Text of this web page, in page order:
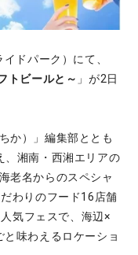
ドパーク）にて、
トビールと～ 」が2日
か）」編集部ととも
、湘南・西湘エリアの
老名からのスペシャ
わりのフード16店舗
気フェスで、海辺×
味わえるロケーショ